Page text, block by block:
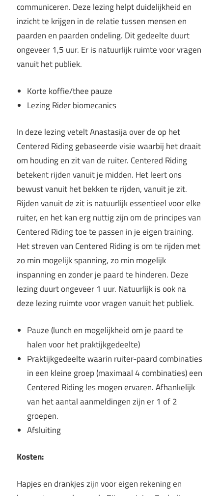
communiceren. Deze lezing helpt duidelijkheid en
inzicht te krijgen in de relatie tussen mensen en
paarden en paarden ondeling. Dit gedeelte duurt
ongeveer 1,5 uur. Er is natuurlijk ruimte voor vragen
vanuit het publiek.
Korte koffie/thee pauze
Lezing Rider biomecanics
In deze lezing vetelt Anastasija over de op het
Centered Riding gebaseerde visie waarbij het draait
om houding en zit van de ruiter. Centered Riding
betekent rijden vanuit je midden. Het leert ons
bewust vanuit het bekken te rijden, vanuit je zit.
Rijden vanuit de zit is natuurlijk essentieel voor elke
ruiter, en het kan erg nuttig zijn om de principes van
Centered Riding toe te passen in je eigen training.
Het streven van Centered Riding is om te rijden met
zo min mogelijk spanning, zo min mogelijk
inspanning en zonder je paard te hinderen. Deze
lezing duurt ongeveer 1 uur. Natuurlijk is ook na
deze lezing ruimte voor vragen vanuit het publiek.
Pauze (lunch en mogelijkheid om je paard te
halen voor het praktijkgedeelte)
Praktijkgedeelte waarin ruiter-paard combinaties
in een kleine groep (maximaal 4 combinaties) een
Centered Riding les mogen ervaren. Afhankelijk
van het aantal aanmeldingen zijn er 1 of 2
groepen.
Afsluiting
Kosten:
Hapjes en drankjes zijn voor eigen rekening en